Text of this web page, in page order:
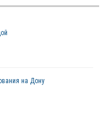
на Дону